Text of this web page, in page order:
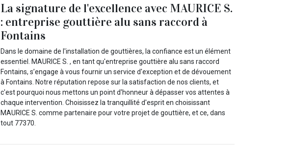
La signature de l'excellence avec MAURICE S.
: entreprise gouttière alu sans raccord à
Fontains
Dans le domaine de l'installation de gouttières, la confiance est un élément
essentiel. MAURICE S. , en tant qu'entreprise gouttière alu sans raccord
Fontains, s’engage à vous fournir un service d'exception et de dévouement
à Fontains. Notre réputation repose sur la satisfaction de nos clients, et
c'est pourquoi nous mettons un point d'honneur à dépasser vos attentes à
chaque intervention. Choisissez la tranquillité d'esprit en choisissant
MAURICE S. comme partenaire pour votre projet de gouttière, et ce, dans
tout 77370.